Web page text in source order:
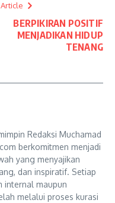
BERPIKIRAN POSITIF
MENJADIKAN HIDUP
TENANG
Redaksi Muchamad
berkomitmen menjadi
yang menyajikan
dan inspiratif. Setiap
maupun
melalui proses kurasi